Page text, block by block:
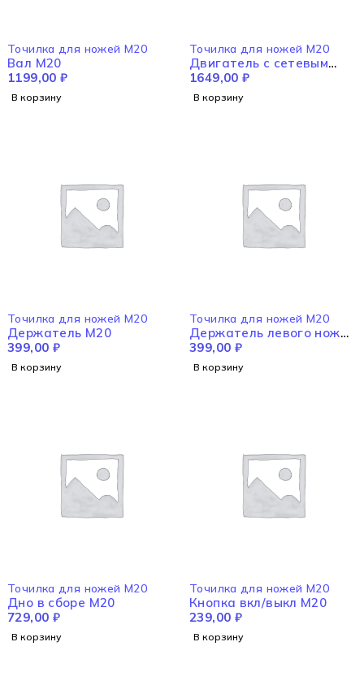
Точилка для ножей M20
Вал M20
1199,00 ₽
В корзину
Точилка для ножей M20
Двигатель с сетевым
разъёмом в сборе M20
1649,00 ₽
В корзину
Точилка для ножей M20
Держатель M20
399,00 ₽
В корзину
Точилка для ножей M20
Держатель левого ножа
M20
399,00 ₽
В корзину
Точилка для ножей M20
Дно в сборе M20
729,00 ₽
В корзину
Точилка для ножей M20
Кнопка вкл/выкл M20
239,00 ₽
В корзину